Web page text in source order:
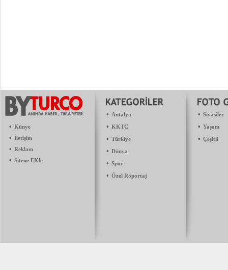
• Künye
• İletişim
• Reklam
• Sitene EKle
• Antalya
• KKTC
• Türkiye
• Dünya
• Spor
• Özel Röportaj
• Siyasiler
• Yaşam
• Çeşitli